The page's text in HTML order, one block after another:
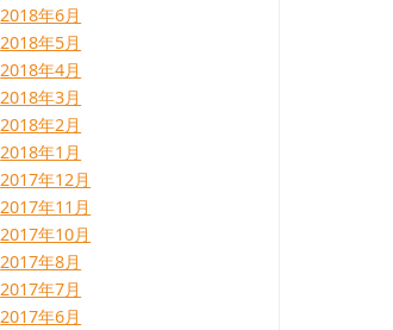
2018年6月
2018年5月
2018年4月
2018年3月
2018年2月
2018年1月
2017年12月
2017年11月
2017年10月
2017年8月
2017年7月
2017年6月